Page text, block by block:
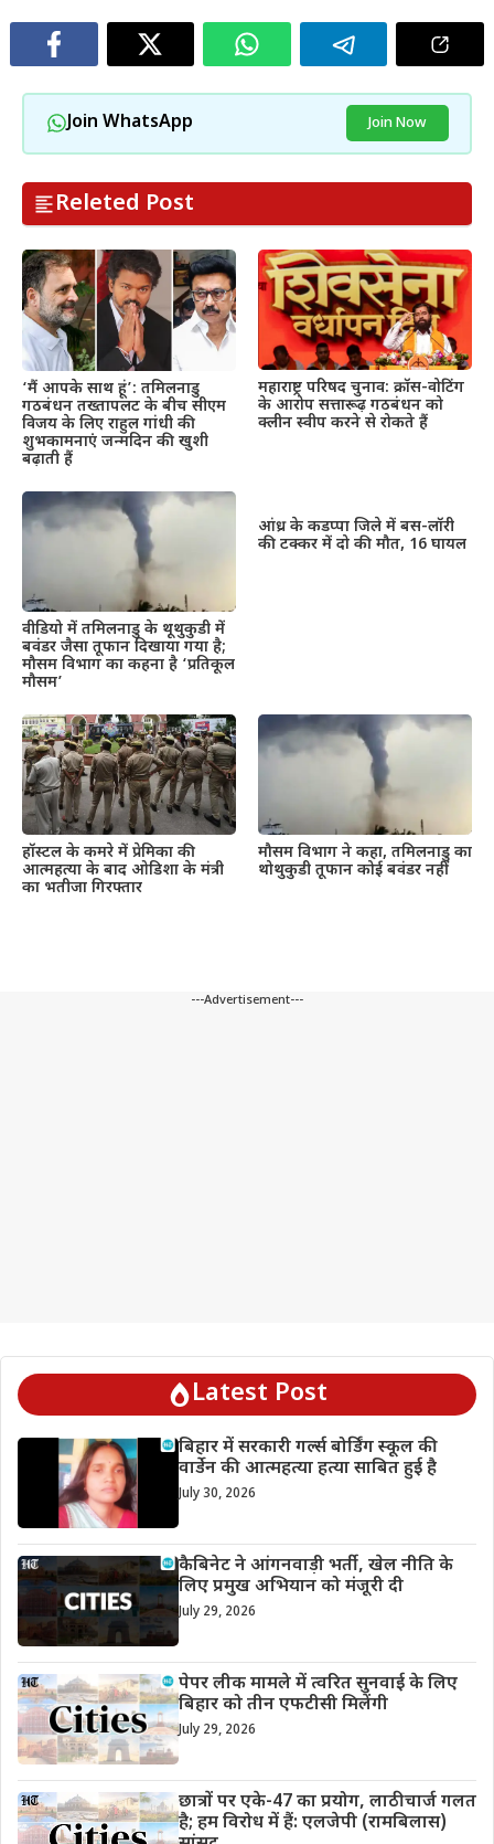
Join WhatsApp Join Now
Releted Post
‘मैं आपके साथ हूं’: तमिलनाडु
गठबंधन तख्तापलट के बीच सीएम
विजय के लिए राहुल गांधी की
शुभकामनाएं जन्मदिन की खुशी
बढ़ाती हैं
महाराष्ट्र परिषद चुनाव: क्रॉस-वोटिंग
के आरोप सत्तारूढ़ गठबंधन को
क्लीन स्वीप करने से रोकते हैं
वीडियो में तमिलनाडु के थूथुकुडी में
बवंडर जैसा तूफान दिखाया गया है;
मौसम विभाग का कहना है ‘प्रतिकूल
मौसम’
आंध्र के कडप्पा जिले में बस-लॉरी
की टक्कर में दो की मौत, 16 घायल
हॉस्टल के कमरे में प्रेमिका की
आत्महत्या के बाद ओडिशा के मंत्री
का भतीजा गिरफ्तार
मौसम विभाग ने कहा, तमिलनाडु का
थोथुकुडी तूफान कोई बवंडर नहीं
---Advertisement---
Latest Post
बिहार में सरकारी गर्ल्स बोर्डिंग स्कूल की
वार्डेन की आत्महत्या हत्या साबित हुई है
July 30, 2026
कैबिनेट ने आंगनवाड़ी भर्ती, खेल नीति के
लिए प्रमुख अभियान को मंजूरी दी
July 29, 2026
पेपर लीक मामले में त्वरित सुनवाई के लिए
बिहार को तीन एफटीसी मिलेंगी
July 29, 2026
छात्रों पर एके-47 का प्रयोग, लाठीचार्ज गलत
है; हम विरोध में हैं: एलजेपी (रामबिलास)